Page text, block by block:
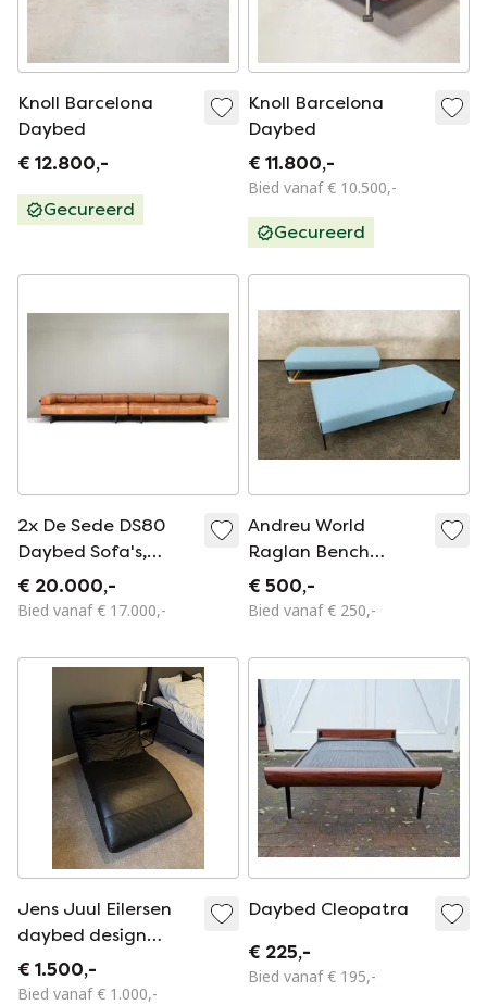
Knoll Barcelona
Daybed
€ 12.800,-
Gecureerd
Knoll Barcelona
Daybed
€ 11.800,-
Bied vanaf € 10.500,-
Gecureerd
2x De Sede DS80
Daybed Sofa's,
Switzerland 1970s
€ 20.000,-
Bied vanaf € 17.000,-
Andreu World
Raglan Bench
Daybed/Sofa prijs
per stuk
€ 500,-
Bied vanaf € 250,-
Jens Juul Eilersen
daybed design
ligstoel zwart leer
€ 1.500,-
Bied vanaf € 1.000,-
Daybed Cleopatra
€ 225,-
Bied vanaf € 195,-